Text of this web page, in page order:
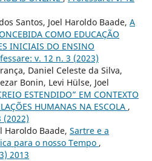
Santos, Joel Haroldo Baade, A
COMO EDUCAÇÃO
INICIAIS DO ENSINO
v. 12 n. 3 (2023)
Daniel Celeste da Silva,
Bonin, Levi Hülse, Joel
ESTENDIDO” EM CONTEXTO
HUMANAS NA ESCOLA ,
(2022)
Haroldo Baade, Sartre e a
para o nosso Tempo ,
2013